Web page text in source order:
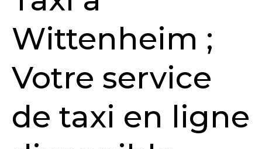
Wittenheim ;
Votre service
de taxi en ligne